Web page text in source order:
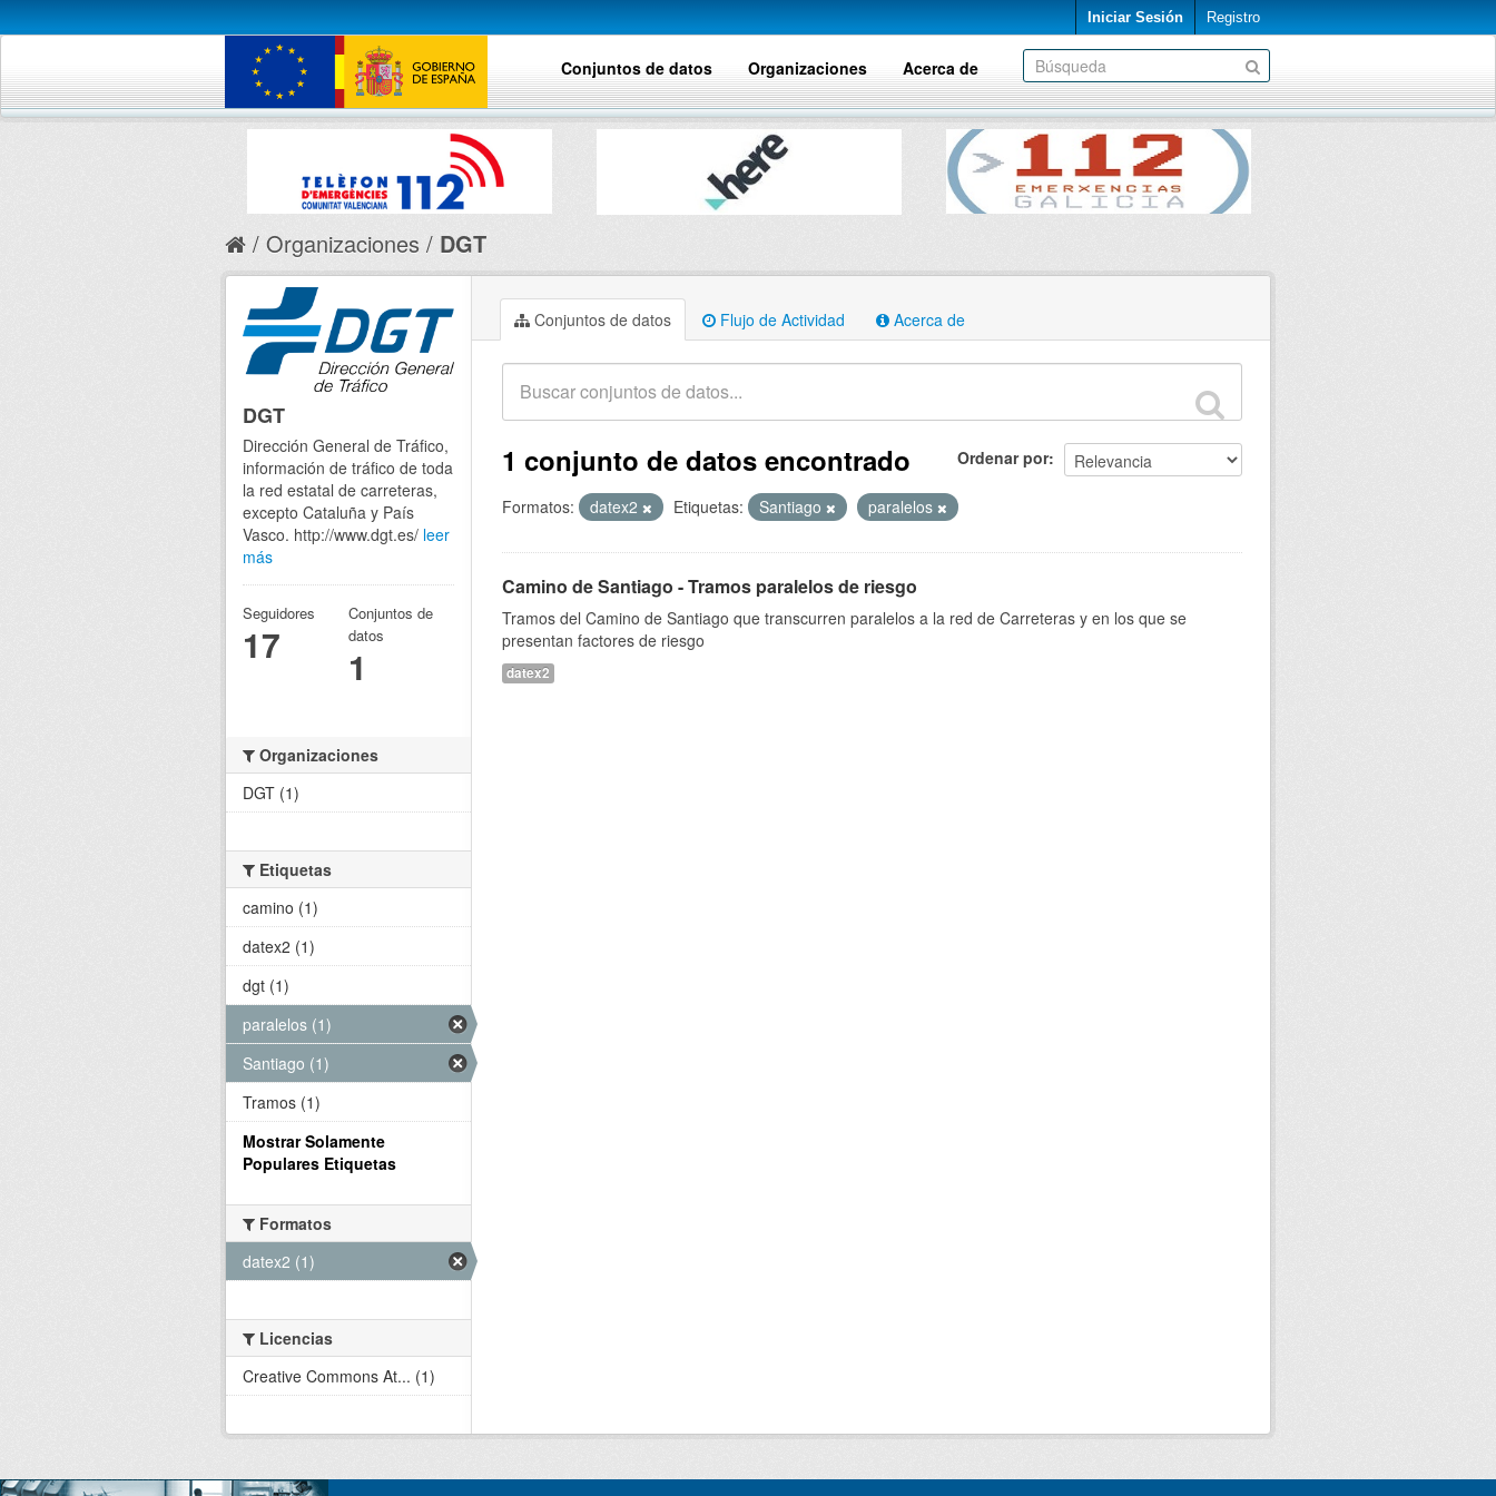
Iniciar Sesión Registro
Conjuntos de datos Organizaciones Acerca de
Organizaciones DGT
Conjuntos de datos Flujo de Actividad Acerca de
Ordenar por
1 conjunto de datos encontrado
Formatos: datex2 Etiquetas: Santiago paralelos
Camino de Santiago - Tramos paralelos de riesgo
Tramos del Camino de Santiago que transcurren paralelos a la red de Carreteras y en los que se
presentan factores de riesgo
datex2
DGT
Dirección General de Tráfico,
información de tráfico de toda
la red estatal de carreteras,
excepto Cataluña y País
Vasco. http://www.dgt.es/ leer
más
Seguidores
17
Conjuntos de
datos
1
Organizaciones
DGT (1)
Etiquetas
camino (1)
datex2 (1)
dgt (1)
paralelos (1)
Santiago (1)
Tramos (1)
Mostrar Solamente
Populares Etiquetas
Formatos
datex2 (1)
Licencias
Creative Commons At... (1)